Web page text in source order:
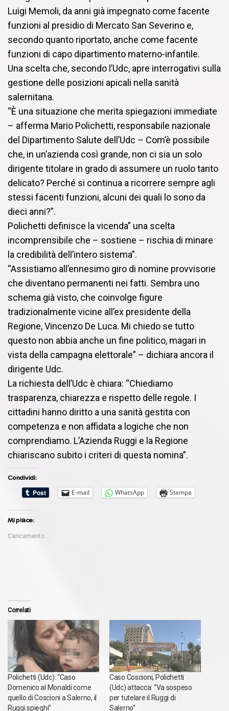
Luigi Memoli, da anni già impegnato come facente
funzioni al presidio di Mercato San Severino e,
secondo quanto riportato, anche come facente
funzioni di capo dipartimento materno-infantile.
Una scelta che, secondo l’Udc, apre interrogativi sulla
gestione delle posizioni apicali nella sanità
salernitana.
“È una situazione che merita spiegazioni immediate
– afferma Mario Polichetti, responsabile nazionale
del Dipartimento Salute dell’Udc – Com’è possibile
che, in un’azienda così grande, non ci sia un solo
dirigente titolare in grado di assumere un ruolo tanto
delicato? Perché si continua a ricorrere sempre agli
stessi facenti funzioni, alcuni dei quali lo sono da
dieci anni?”.
Polichetti definisce la vicenda” una scelta
incomprensibile che – sostiene – rischia di minare
la credibilità dell’intero sistema”.
“Assistiamo all’ennesimo giro di nomine provvisorie
che diventano permanenti nei fatti. Sembra uno
schema già visto, che coinvolge figure
tradizionalmente vicine all’ex presidente della
Regione, Vincenzo De Luca. Mi chiedo se tutto
questo non abbia anche un fine politico, magari in
vista della campagna elettorale” – dichiara ancora il
dirigente Udc.
La richiesta dell’Udc è chiara: “Chiediamo
trasparenza, chiarezza e rispetto delle regole. I
cittadini hanno diritto a una sanità gestita con
competenza e non affidata a logiche che non
comprendiamo. L’Azienda Ruggi e la Regione
chiariscano subito i criteri di questa nomina”.
Condividi:
E-mail
WhatsApp Stampa
Mi piace:
Caricamento...
Correlati
Polichetti (Udc): “Caso
Domenico al Monaldi come
quello di Coscioni a Salerno, il
Ruggi spieghi”
Caso Coscioni, Polichetti
(Udc) attacca: “Va sospeso
per tutelare il Ruggi di
Salerno”